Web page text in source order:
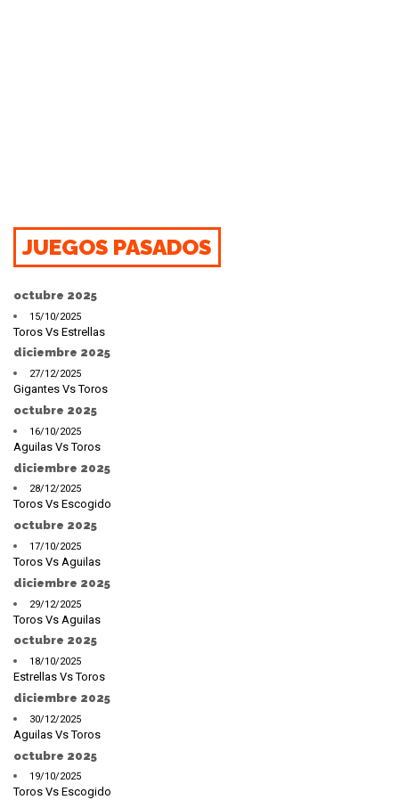
JUEGOS PASADOS
octubre 2025
15/10/2025
Toros Vs Estrellas
diciembre 2025
27/12/2025
Gigantes Vs Toros
octubre 2025
16/10/2025
Aguilas Vs Toros
diciembre 2025
28/12/2025
Toros Vs Escogido
octubre 2025
17/10/2025
Toros Vs Aguilas
diciembre 2025
29/12/2025
Toros Vs Aguilas
octubre 2025
18/10/2025
Estrellas Vs Toros
diciembre 2025
30/12/2025
Aguilas Vs Toros
octubre 2025
19/10/2025
Toros Vs Escogido